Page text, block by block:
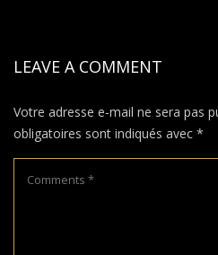
LEAVE A COMMENT
Votre adresse e-mail ne sera pas
obligatoires sont indiqués avec *